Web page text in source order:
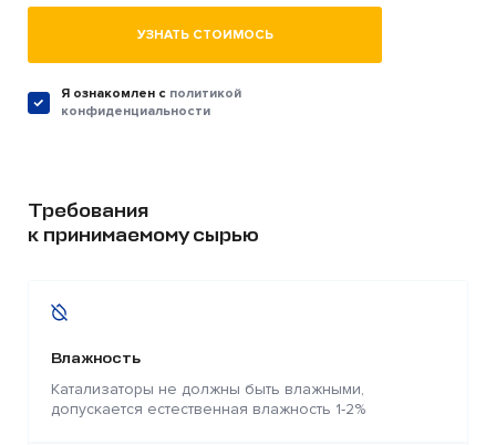
УЗНАТЬ СТОИМОСЬ
Я ознакомлен c политикой
конфиденциальности
Требования
к принимаемому сырью
Влажность
Катализаторы не должны быть влажными,
допускается естественная влажность 1-2%